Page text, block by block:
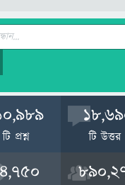
টি প্রশ্ন টি উত্তর
4,750